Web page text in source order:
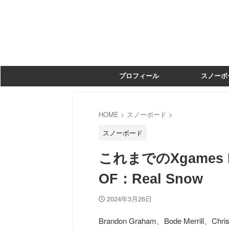
プロフィール スノーボ
HOME > スノーボード >
スノーボード
これまでの
OF：Real Snow
2024年3月26日
Brandon Graham、Bode Merrill、